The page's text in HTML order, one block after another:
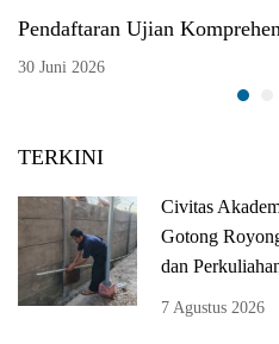
Pendaftaran Ujian
30 Juni 2026
TERKINI
Civitas
Gotong
dan
7 Agustus 2026